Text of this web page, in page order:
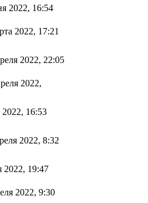
2022, 16:54
2022, 17:21
2022, 22:05
2022,
16:53
2022, 8:32
2022, 19:47
2022, 9:30